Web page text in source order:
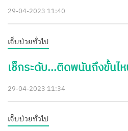
29-04-2023 11:40
เจ็บป่วยทั่วไป
เช็กระดับ...ติดพนันถึงขั้นไ
29-04-2023 11:34
เจ็บป่วยทั่วไป